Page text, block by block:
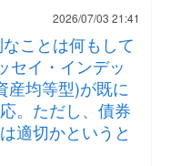
2026/07/03 21:41
ことは何もして
セイ・インデッ
産均等型)が既に
。ただし、債券
適切かというと